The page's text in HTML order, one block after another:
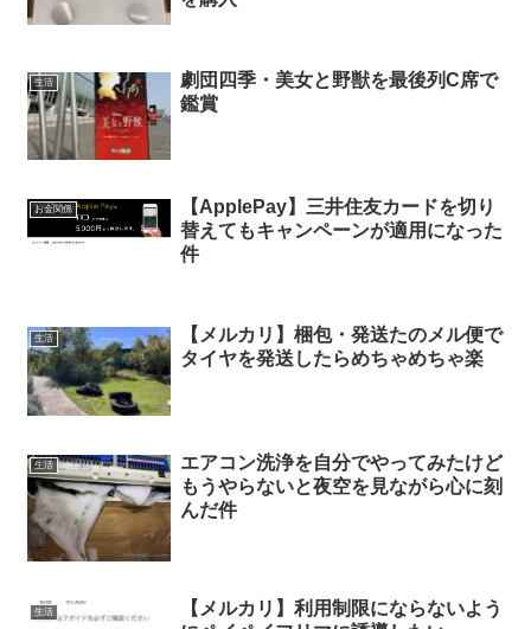
生活
劇団四季・美女と野獣を最後列C席で
鑑賞
お金関係
【ApplePay】三井住友カードを切り
替えてもキャンペーンが適用になった
件
生活
【メルカリ】梱包・発送たのメル便で
タイヤを発送したらめちゃめちゃ楽
生活
エアコン洗浄を自分でやってみたけど
もうやらないと夜空を見ながら心に刻
んだ件
生活
【メルカリ】利用制限にならないよう